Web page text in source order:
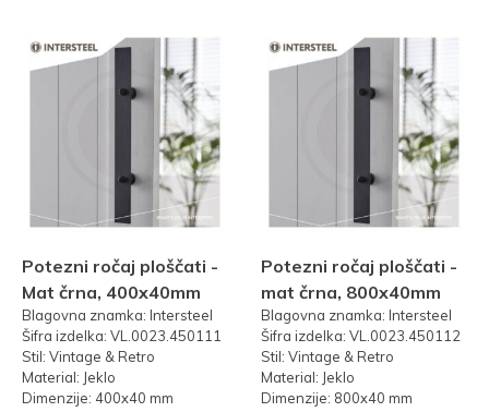
Potezni ročaj ploščati -
Mat črna, 400x40mm
Blagovna znamka: Intersteel
Šifra izdelka: VL.0023.450111
Stil: Vintage & Retro
Material: Jeklo
Dimenzije: 400x40 mm
Potezni ročaj ploščati -
mat črna, 800x40mm
Blagovna znamka: Intersteel
Šifra izdelka: VL.0023.450112
Stil: Vintage & Retro
Material: Jeklo
Dimenzije: 800x40 mm